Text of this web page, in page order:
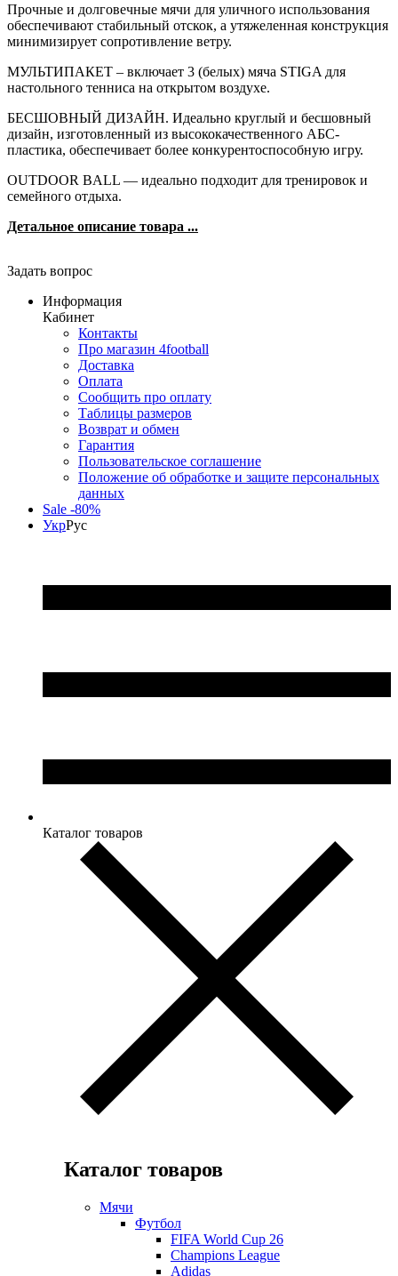
Прочные и долговечные мячи для уличного использования
обеспечивают стабильный отскок, а утяжеленная конструкция
минимизирует сопротивление ветру.
МУЛЬТИПАКЕТ – включает 3 (белых) мяча STIGA для
настольного тенниса на открытом воздухе.
БЕСШОВНЫЙ ДИЗАЙН. Идеально круглый и бесшовный
дизайн, изготовленный из высококачественного АБС-
пластика, обеспечивает более конкурентоспособную игру.
OUTDOOR BALL — идеально подходит для тренировок и
семейного отдыха.
Детальное описание товара ...
Задать вопрос
Информация
Кабинет
Контакты
Про магазин 4football
Доставка
Оплата
Сообщить про оплату
Таблицы размеров
Возврат и обмен
Гарантия
Пользовательское соглашение
Положение об обработке и защите персональных
данных
Sale -80%
УкрРус
Каталог товаров
Каталог товаров
Мячи
Футбол
FIFA World Cup 26
Champions League
Adidas